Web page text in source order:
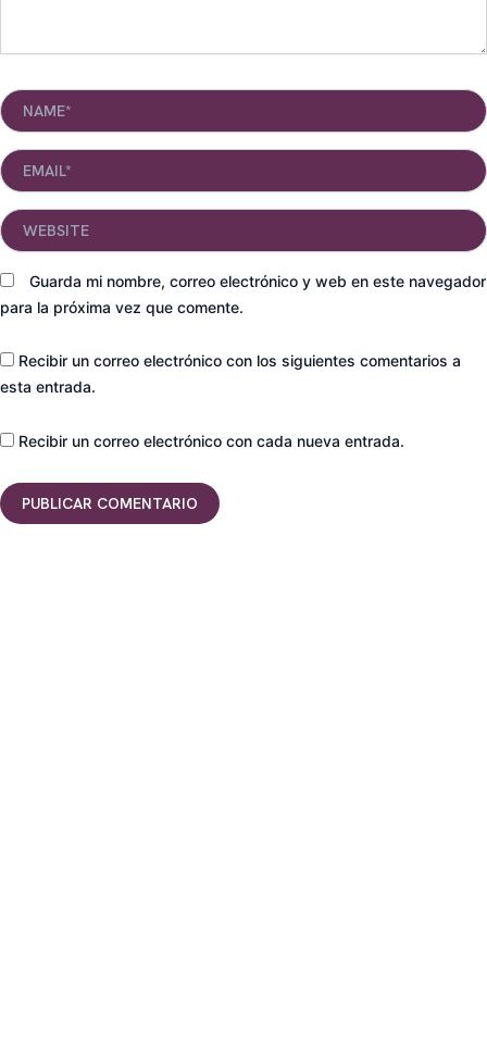
Name*
Email*
Guarda mi nombre, correo electrónico y web en este navegador
para la próxima vez que comente.
Website
Recibir un correo electrónico con los siguientes comentarios a
esta entrada.
Recibir un correo electrónico con cada nueva entrada.